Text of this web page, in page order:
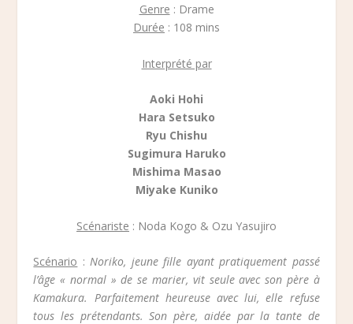
Genre : Drame
Durée : 108 mins
Interprété par
Aoki Hohi
Hara Setsuko
Ryu Chishu
Sugimura Haruko
Mishima Masao
Miyake Kuniko
Scénariste : Noda Kogo & Ozu Yasujiro
Scénario :Noriko, jeune fille ayant pratiquement passé
l’âge « normal » de se marier, vit seule avec son père à
Kamakura. Parfaitement heureuse avec lui, elle refuse
tous les prétendants. Son père, aidée par la tante de